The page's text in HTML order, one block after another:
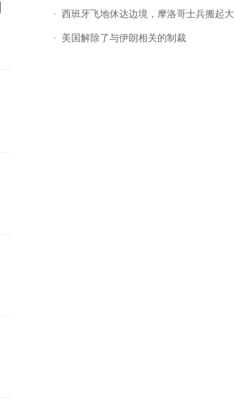
西班牙飞地休达边境，摩洛哥士兵搬起大石块投向移民引争议，此前一天内数万人从摩洛哥涌入西班牙
美国解除了与伊朗相关的制裁